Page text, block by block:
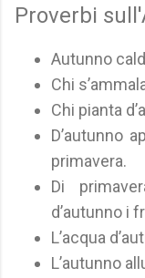
Proverbi
Autunno
Chi
Chi pianta
D’autunno
primavera.
Di
d’autunno i
L’acqua
L’autunno